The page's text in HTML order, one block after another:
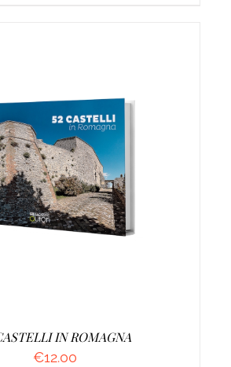
AL CARRELLO / DETTAGLI
IN ROMAGNA
€12.00